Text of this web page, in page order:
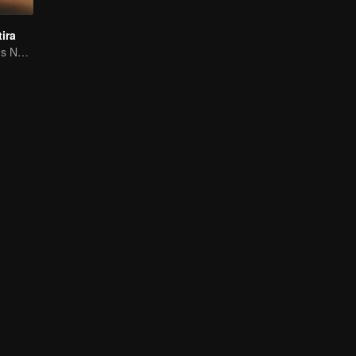
O Vingativo Lótus Negro cai para o jovem mestre desonesto